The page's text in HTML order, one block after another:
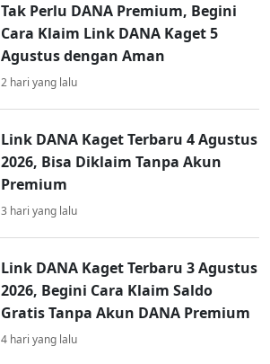
Tak Perlu DANA Premium, Begini
Cara Klaim Link DANA Kaget 5
Agustus dengan Aman
2 hari yang lalu
Link DANA Kaget Terbaru 4 Agustus
2026, Bisa Diklaim Tanpa Akun
Premium
3 hari yang lalu
Link DANA Kaget Terbaru 3 Agustus
2026, Begini Cara Klaim Saldo
Gratis Tanpa Akun DANA Premium
4 hari yang lalu